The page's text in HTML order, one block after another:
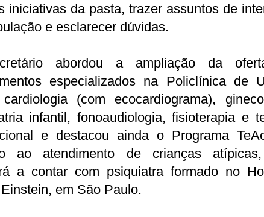
iniciativas da pasta, trazer assuntos de
e esclarecer dúvidas.
abordou a ampliação da
especializados na Policlínica de
(com ecocardiograma),
infantil, fonoaudiologia, fisioterapia e
e destacou ainda o Programa
ao atendimento de crianças
a contar com psiquiatra formado no
em São Paulo.